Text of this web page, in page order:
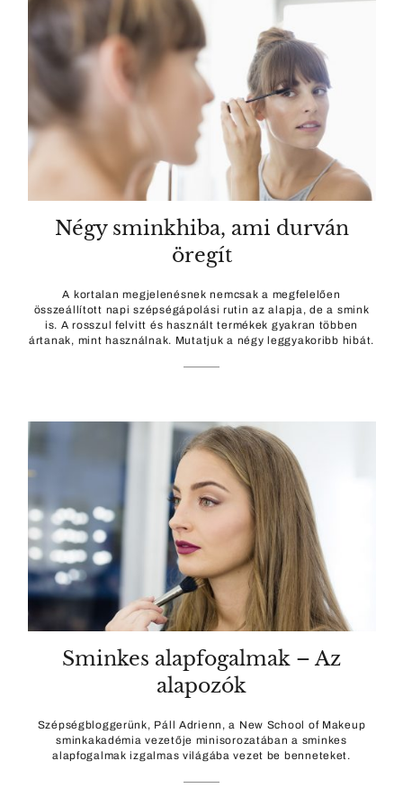
Négy sminkhiba, ami durván
öregít
A kortalan megjelenésnek nemcsak a megfelelően
összeállított napi szépségápolási rutin az alapja, de a smink
is. A rosszul felvitt és használt termékek gyakran többen
ártanak, mint használnak. Mutatjuk a négy leggyakoribb hibát.
Sminkes alapfogalmak – Az
alapozók
Szépségbloggerünk, Páll Adrienn, a New School of Makeup
sminkakadémia vezetője minisorozatában a sminkes
alapfogalmak izgalmas világába vezet be benneteket.